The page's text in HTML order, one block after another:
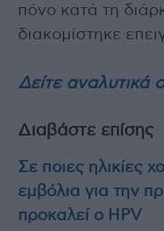
πόνο κατά τη
διακομίστηκε
Δείτε αναλυτικά
Διαβάστε επίσης
Σε ποιες ηλικίες
εμβόλια για την
προκαλεί ο HPV